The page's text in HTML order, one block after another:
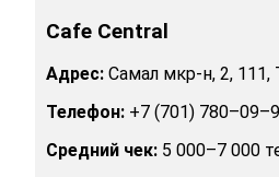
Cafe Central
Адрес: Самал мкр-н, 2,
Телефон: +7 (701)
Средний чек: 5 000–7 000